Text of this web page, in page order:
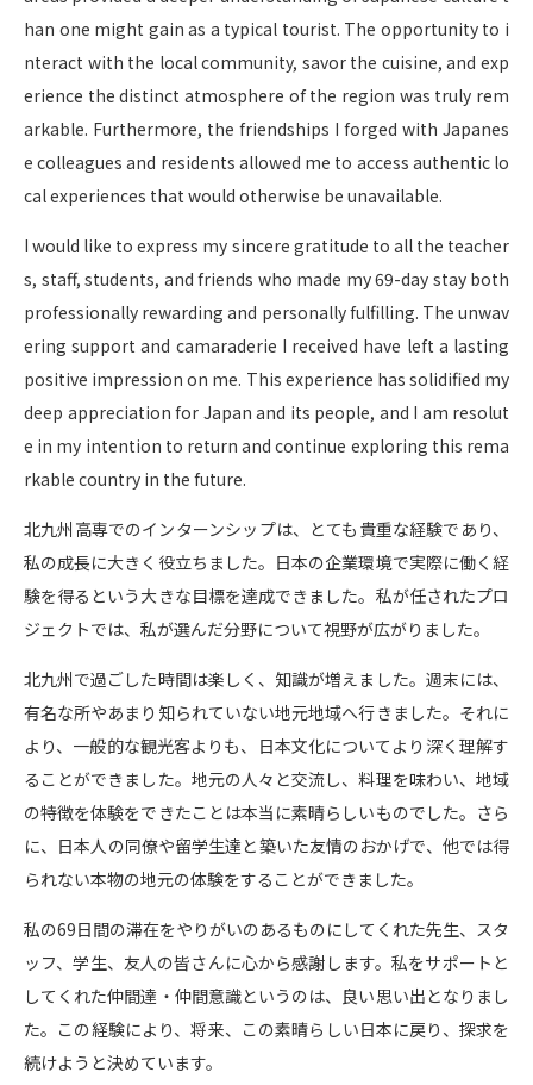
han one might gain as a typical tourist. The opportunity to i
nteract with the local community, savor the cuisine, and exp
erience the distinct atmosphere of the region was truly rem
arkable. Furthermore, the friendships I forged with Japanes
e colleagues and residents allowed me to access authentic lo
cal experiences that would otherwise be unavailable.
I would like to express my sincere gratitude to all the teacher
s, staff, students, and friends who made my 69-day stay both
professionally rewarding and personally fulfilling. The unwav
ering support and camaraderie I received have left a lasting
positive impression on me. This experience has solidified my
deep appreciation for Japan and its people, and I am resolut
e in my intention to return and continue exploring this rema
rkable country in the future.
北九州高専でのインターンシップは、とても貴重な経験であり、
私の成長に大きく役立ちました。日本の企業環境で実際に働く経
験を得るという大きな目標を達成できました。私が任されたプロ
ジェクトでは、私が選んだ分野について視野が広がりました。
北九州で過ごした時間は楽しく、知識が増えました。週末には、
有名な所やあまり知られていない地元地域へ行きました。それに
より、一般的な観光客よりも、日本文化についてより深く理解す
ることができました。地元の人々と交流し、料理を味わい、地域
の特徴を体験をできたことは本当に素晴らしいものでした。さら
に、日本人の同僚や留学生達と築いた友情のおかげで、他では得
られない本物の地元の体験をすることができました。
私の69日間の滞在をやりがいのあるものにしてくれた先生、スタ
ッフ、学生、友人の皆さんに心から感謝します。私をサポートと
してくれた仲間達・仲間意識というのは、良い思い出となりまし
た。この経験により、将来、この素晴らしい日本に戻り、探求を
続けようと決めています。